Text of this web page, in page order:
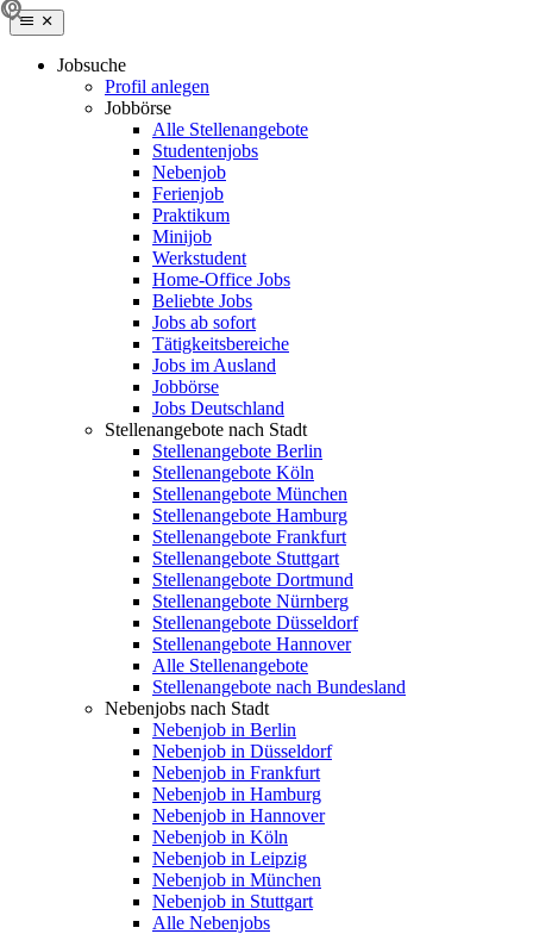
Jobsuche
Profil anlegen
Jobbörse
Alle Stellenangebote
Studentenjobs
Nebenjob
Ferienjob
Praktikum
Minijob
Werkstudent
Home-Office Jobs
Beliebte Jobs
Jobs ab sofort
Tätigkeitsbereiche
Jobs im Ausland
Jobbörse
Jobs Deutschland
Stellenangebote nach Stadt
Stellenangebote Berlin
Stellenangebote Köln
Stellenangebote München
Stellenangebote Hamburg
Stellenangebote Frankfurt
Stellenangebote Stuttgart
Stellenangebote Dortmund
Stellenangebote Nürnberg
Stellenangebote Düsseldorf
Stellenangebote Hannover
Alle Stellenangebote
Stellenangebote nach Bundesland
Nebenjobs nach Stadt
Nebenjob in Berlin
Nebenjob in Düsseldorf
Nebenjob in Frankfurt
Nebenjob in Hamburg
Nebenjob in Hannover
Nebenjob in Köln
Nebenjob in Leipzig
Nebenjob in München
Nebenjob in Stuttgart
Alle Nebenjobs